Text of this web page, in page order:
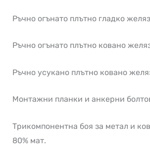
Ръчно огънато плътно гладко
Ръчно огънато плътно ковано
Ръчно усукано плътно ковано
Монтажни планки и анкерни
Трикомпонентна боя за метал и
80% мат.